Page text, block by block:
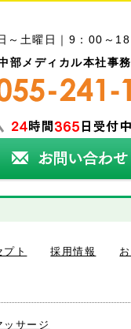
～土曜日｜9：00～
部メディカル本社事
プト 採用情報
ッサージ